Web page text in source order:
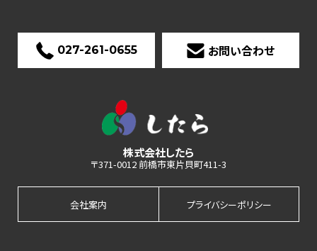
027-261-0655 お問い合わせ
株式会社したら
〒371-0012 前橋市東片貝町411-3
会社案内 プライバシーポリシー